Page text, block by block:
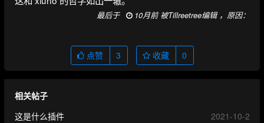
最后于 10月前 被Tillreetree编辑 ，原因：
点赞 3 收藏 0
相关帖子
这是什么插件
2021-10-2